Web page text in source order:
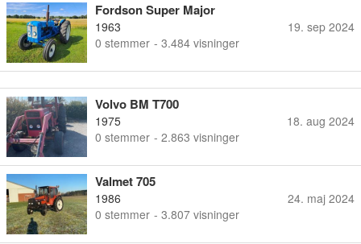
Fordson Super Major
1963
0 stemmer - 3.484 visninger
19. sep 2024
Volvo BM T700
1975
0 stemmer - 2.863 visninger
18. aug 2024
Valmet 705
1986
0 stemmer - 3.807 visninger
24. maj 2024